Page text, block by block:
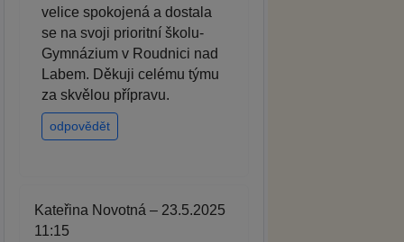
velice spokojená a dostala
se na svoji prioritní školu-
Gymnázium v Roudnici nad
Labem. Děkuji celému týmu
za skvělou přípravu.
odpovědět
Kateřina Novotná – 23.5.2025
11:15